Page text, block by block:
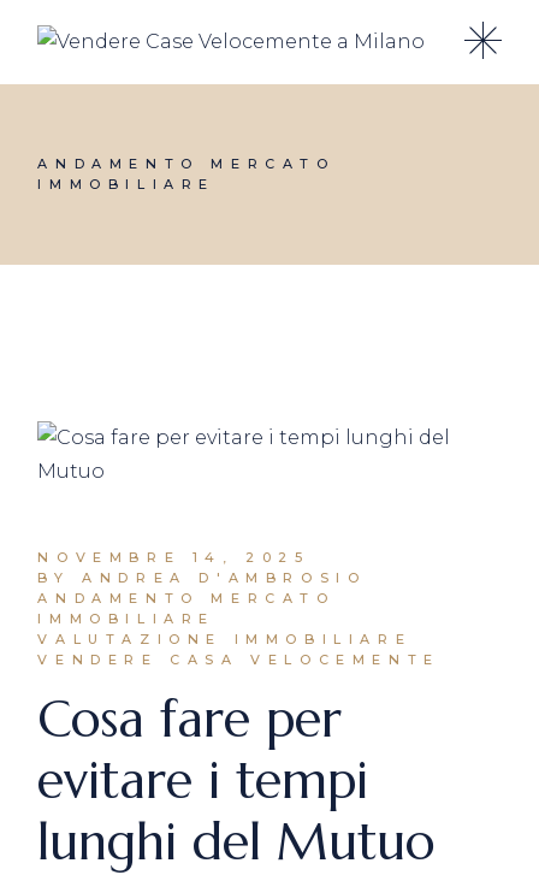
ANDAMENTO MERCATO
IMMOBILIARE
NOVEMBRE 14, 2025
BY ANDREA D'AMBROSIO
ANDAMENTO MERCATO
IMMOBILIARE
VALUTAZIONE IMMOBILIARE
VENDERE CASA VELOCEMENTE
Cosa fare per
evitare i tempi
lunghi del Mutuo